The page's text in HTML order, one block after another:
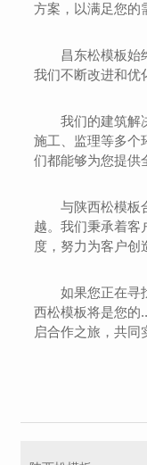
方案，以满足您的
昌东松模板始
我们不断改进和优
我们的建筑解
施工、监理等多个
们都能够为您提供
与陕西松模板
越。我们秉承着客
度，努力为客户创
如果您正在寻
西松模板将是您的
启合作之旅，共同